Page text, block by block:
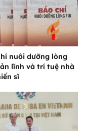
nuôi dưỡng lòng
lĩnh và trí tuệ nhà
sĩ